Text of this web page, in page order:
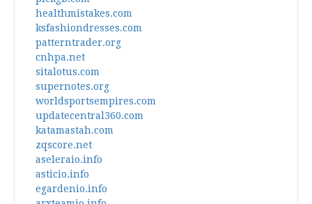
healthmistakes.com
ksfashiondresses.com
patterntrader.org
cnhpa.net
sitalotus.com
supernotes.org
worldsportsempires.com
updatecentral360.com
katamastah.com
zqscore.net
aseleraio.info
asticio.info
egardenio.info